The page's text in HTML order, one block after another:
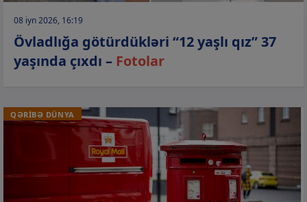
08 iyn 2026, 16:19
Övladlığa götürdükləri “12 yaşlı qız” 37
yaşında çıxdı – Fotolar
QƏRİBƏ DÜNYA